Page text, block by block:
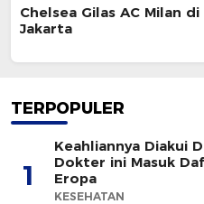
Chelsea Gilas AC Milan di
Jakarta
TERPOPULER
1
Keahliannya Diakui
Dokter ini Masuk
Eropa
KESEHATAN